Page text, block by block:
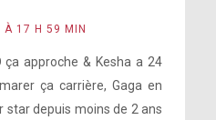
17 H 59 MIN
ça approche & Kesha a 24
ça carrière, Gaga en
star depuis moins de 2 ans